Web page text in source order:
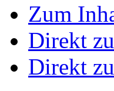
Zum
Direkt
Direkt